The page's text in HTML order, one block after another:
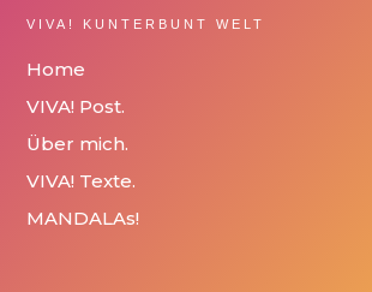
VIVA! KUNTERBUNT WELT
Home
VIVA! Post.
Über mich.
VIVA! Texte.
MANDALAs!